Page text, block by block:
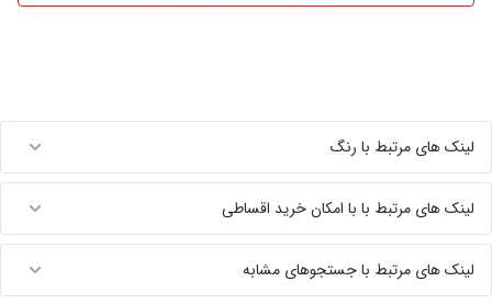
لینک های مرتبط با رنگ
لینک های مرتبط با با امکان خرید اقساطی
لینک های مرتبط با جستجوهای مشابه